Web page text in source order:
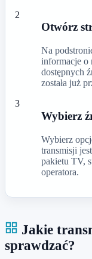
2
Otwórz
Na
informacje o
dostępnych
została już
3
Wybierz
Wybierz
transmisji
pakietu TV,
operatora.
Jakie
sprawdzać?